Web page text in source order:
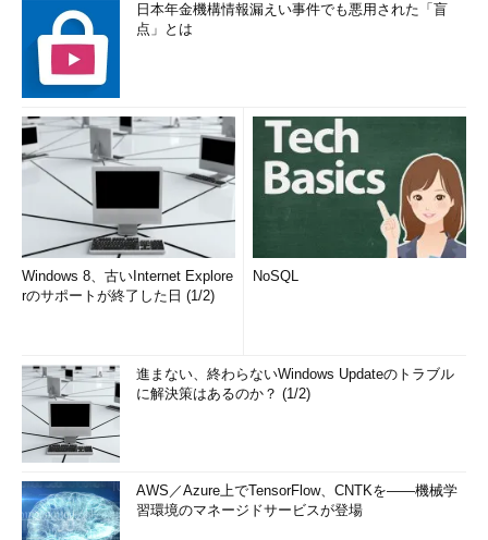
日本年金機構情報漏えい事件でも悪用された「盲
点」とは
Windows 8、古いInternet Explore
rのサポートが終了した日 (1/2)
NoSQL
進まない、終わらないWindows Updateのトラブル
に解決策はあるのか？ (1/2)
AWS／Azure上でTensorFlow、CNTKを――機械学
習環境のマネージドサービスが登場